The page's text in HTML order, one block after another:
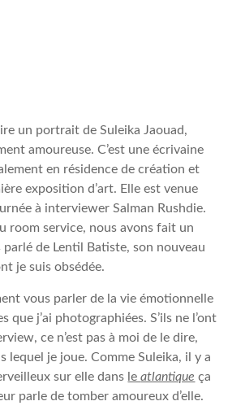
un portrait de Suleika Jaouad,
amoureuse. C’est une écrivaine
en résidence de création et
exposition d’art. Elle est venue
à interviewer Salman Rushdie.
room service, nous avons fait un
de Lentil Batiste, son nouveau
je suis obsédée.
vous parler de la vie émotionnelle
que j’ai photographiées. S’ils ne l’ont
ce n’est pas à moi de le dire,
lequel je joue. Comme Suleika, il y a
sur elle dans leatlantique ça
parle de tomber amoureux d’elle.